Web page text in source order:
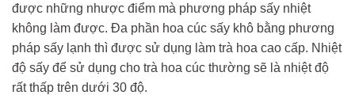
được những nhược điểm mà phương pháp sấy nhiệt
không làm được. Đa phần hoa cúc sấy khô bằng phương
pháp sấy lạnh thì được sử dụng làm trà hoa cao cấp. Nhiệt
độ sấy để sử dụng cho trà hoa cúc thường sẽ là nhiệt độ
rất thấp trên dưới 30 độ.